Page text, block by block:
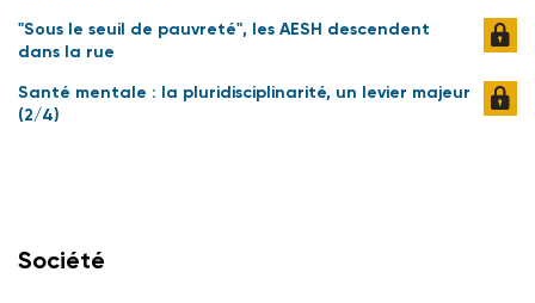
"Sous le seuil de pauvreté", les AESH descendent
dans la rue
Santé mentale : la pluridisciplinarité, un levier majeur
(2/4)
Société